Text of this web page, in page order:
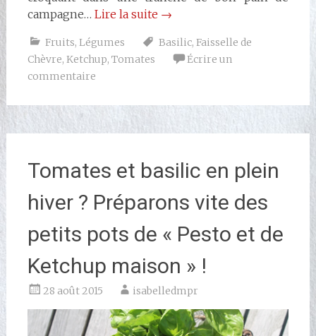
campagne… Lire la suite →
Fruits, Légumes Basilic, Faisselle de
Chèvre, Ketchup, Tomates
Écrire un
commentaire
Tomates et basilic en plein
hiver ? Préparons vite des
petits pots de « Pesto et de
Ketchup maison » !
28 août 2015 isabelledmpr